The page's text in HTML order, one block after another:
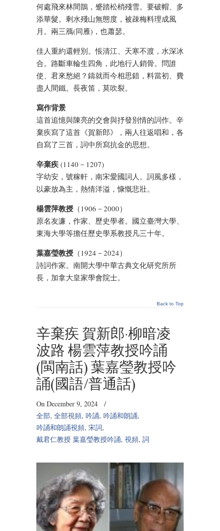
何處飛來林間鵲，蹙踏松梢殘雪。要破帽、多
添華髮。剩水殘山無態度，被疎梅料理成風
月。兩三鴈(同雁)，也蕭瑟。
佳人重約還輕別。悵清江、天寒不渡，水深冰
合。路斷車輪生四角，此地行人銷骨。問誰
使、君來愁絕？鑄就而今相思錯，料當初、費
盡人間鐵。長夜笛，莫吹裂。
寫作背景
這首追憶與陳亮的交會與抒發別情的詞作。辛
棄疾寫了這首《賀新郎》，兩人往返唱和，各
自寫了三首，詞中所寫抗金的思想。
辛棄疾 (1140－1207)
字幼安，號稼軒，南宋愛國詞人。詞風多樣，
以豪放為主，熱情洋溢，慷慨悲壯。
楊雲萍教授 （1906－2000）
原名友濂，作家、歷史學者。國立臺灣大學、
東海大學等擔任歷史學系教授凡三十年。
葉嘉瑩教授 （1924－2024）
詩詞作家。南開大學中華古典文化研究所所
長，加拿大皇家學會院士。
Back to Top
辛棄疾 賀新郎·柳暗凌
波路 楊雲萍教授吟誦
(閩南話) 葉嘉瑩教授吟
誦(國語/普通話)
On December 9, 2024
/
全部, 全部視頻, 吟誦, 吟誦和朗誦,
吟誦和朗誦視頻, 宋詞,
戴君仁教授 葉嘉瑩教授吟誦, 視頻, 詞